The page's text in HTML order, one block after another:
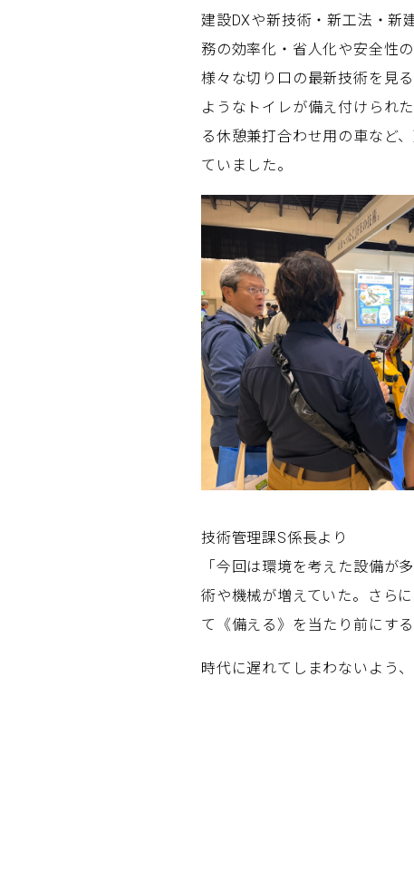
建設DXや新技術・新工法・新
務の効率化・省人化や安全性
様々な切り口の最新技術を見
ようなトイレが備え付けられ
る休憩兼打合わせ用の車など
ていました。
技術管理課S係長より
「今回は環境を考えた設備が
術や機械が増えていた。さら
て《備える》を当たり前にす
時代に遅れてしまわないよう